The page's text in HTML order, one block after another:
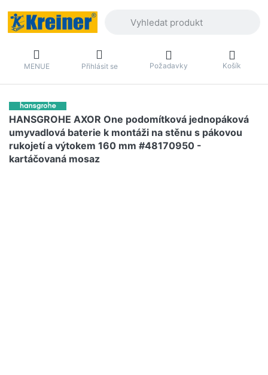
MENUE Přihlásit se Požadavky Košík
HANSGROHE AXOR One podomítková jednopáková
umyvadlová baterie k montáži na stěnu s pákovou
rukojetí a výtokem 160 mm #48170950 -
kartáčovaná mosaz